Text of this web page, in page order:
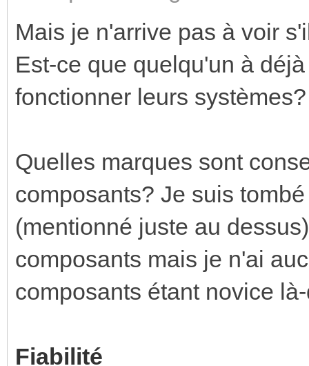
Mais je n'arrive pas à voir
Est-ce que quelqu'un à
fonctionner leurs systèmes?
Quelles marques sont
composants? Je suis
(mentionné juste au
composants mais je n'ai
composants étant novice
Fiabilité